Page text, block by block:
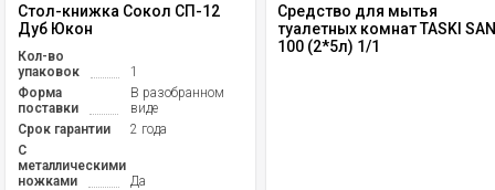
Стол-книжка Сокол СП-12
Дуб Юкон
Кол-во
упаковок
1
Форма
поставки
В разобранном
виде
Срок гарантии
2 года
С
металлическими
ножками
Да
Средство для мытья
туалетных комнат TASKI
100 (2*5л) 1/1